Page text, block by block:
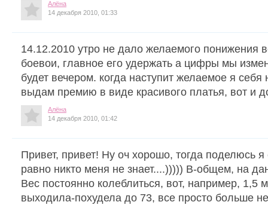
Алёна
14 декабря 2010, 01:33
14.12.2010 утро не дало желаемого понижения
боевои, главное его удержать а цифры мы
будет вечером. когда наступит желаемое я себя
выдам премию в виде красивого платья, вот и
Алёна
14 декабря 2010, 01:42
Привет, привет! Ну оч хорошо, тогда поделюсь
равно никто меня не знает....))))) В-общем, на
Вес постоянно колеблиться, вот, например, 1,5
выходила-похудела до 73, все просто больше